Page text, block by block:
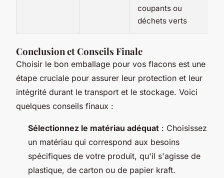
coupants ou
déchets verts
Conclusion et Conseils Finale
Choisir le bon emballage pour vos flacons est une
étape cruciale pour assurer leur protection et leur
intégrité durant le transport et le stockage. Voici
quelques conseils finaux :
Sélectionnez le matériau adéquat : Choisissez
un matériau qui correspond aux besoins
spécifiques de votre produit, qu'il s'agisse de
plastique, de carton ou de papier kraft.